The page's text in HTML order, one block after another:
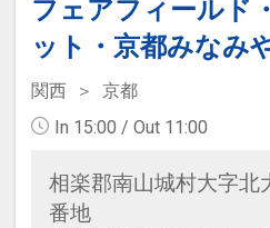
フェアフィールド
ット・京都みなみ
関西
京都
In 15:00 / Out 11:00
相楽郡南山城村大字北
番地